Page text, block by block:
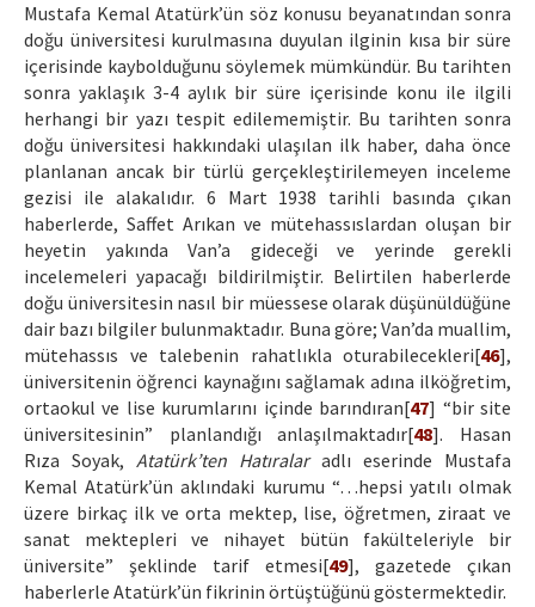
Mustafa Kemal Atatürk’ün söz konusu beyanatından sonra
doğu üniversitesi kurulmasına duyulan ilginin kısa bir süre
içerisinde kaybolduğunu söylemek mümkündür. Bu tarihten
sonra yaklaşık 3-4 aylık bir süre içerisinde konu ile ilgili
herhangi bir yazı tespit edilememiştir. Bu tarihten sonra
doğu üniversitesi hakkındaki ulaşılan ilk haber, daha önce
planlanan ancak bir türlü gerçekleştirilemeyen inceleme
gezisi ile alakalıdır. 6 Mart 1938 tarihli basında çıkan
haberlerde, Saffet Arıkan ve mütehassıslardan oluşan bir
heyetin yakında Van’a gideceği ve yerinde gerekli
incelemeleri yapacağı bildirilmiştir. Belirtilen haberlerde
doğu üniversitesin nasıl bir müessese olarak düşünüldüğüne
dair bazı bilgiler bulunmaktadır. Buna göre; Van’da muallim,
mütehassıs ve talebenin rahatlıkla oturabilecekleri[46],
üniversitenin öğrenci kaynağını sağlamak adına ilköğretim,
ortaokul ve lise kurumlarını içinde barındıran[47] “bir site
üniversitesinin” planlandığı anlaşılmaktadır[48]. Hasan
Rıza Soyak, Atatürk’ten Hatıralaradlı eserinde Mustafa
Kemal Atatürk’ün aklındaki kurumu “…hepsi yatılı olmak
üzere birkaç ilk ve orta mektep, lise, öğretmen, ziraat ve
sanat mektepleri ve nihayet bütün fakülteleriyle bir
üniversite” şeklinde tarif etmesi[49], gazetede çıkan
haberlerle Atatürk’ün fikrinin örtüştüğünü göstermektedir.